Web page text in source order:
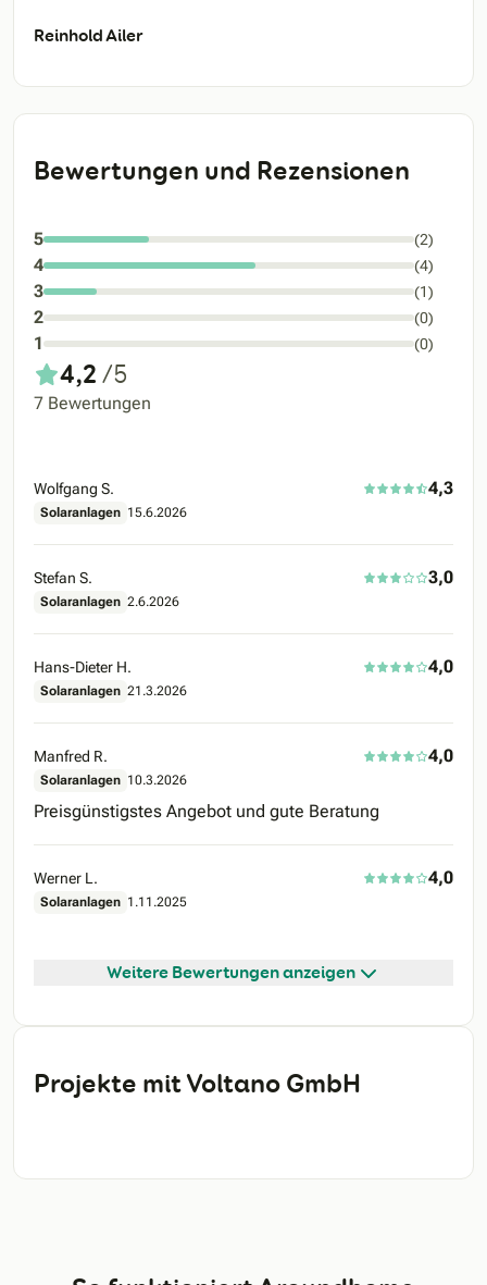
Bewertungen und Rezensionen
5 (2)
4 (4)
3 (1)
2 (0)
1 (0)
4,2 /5
7 Bewertungen
Wolfgang S. 4,3
Solaranlagen 15.6.2026
Stefan S. 3,0
Solaranlagen 2.6.2026
Hans-Dieter H. 4,0
Solaranlagen 21.3.2026
Manfred R. 4,0
Solaranlagen 10.3.2026
Preisgünstigstes Angebot und gute Beratung
Werner L. 4,0
Solaranlagen 1.11.2025
Weitere Bewertungen anzeigen
Projekte mit Voltano GmbH
Reinhold Ailer